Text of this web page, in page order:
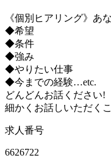
《個別ヒアリング》あ
◆希望
◆条件
◆強み
◆やりたい仕事
◆今までの経験…etc.
どんどんお話ください!
細かくお話しいただく
求人番号
6626722